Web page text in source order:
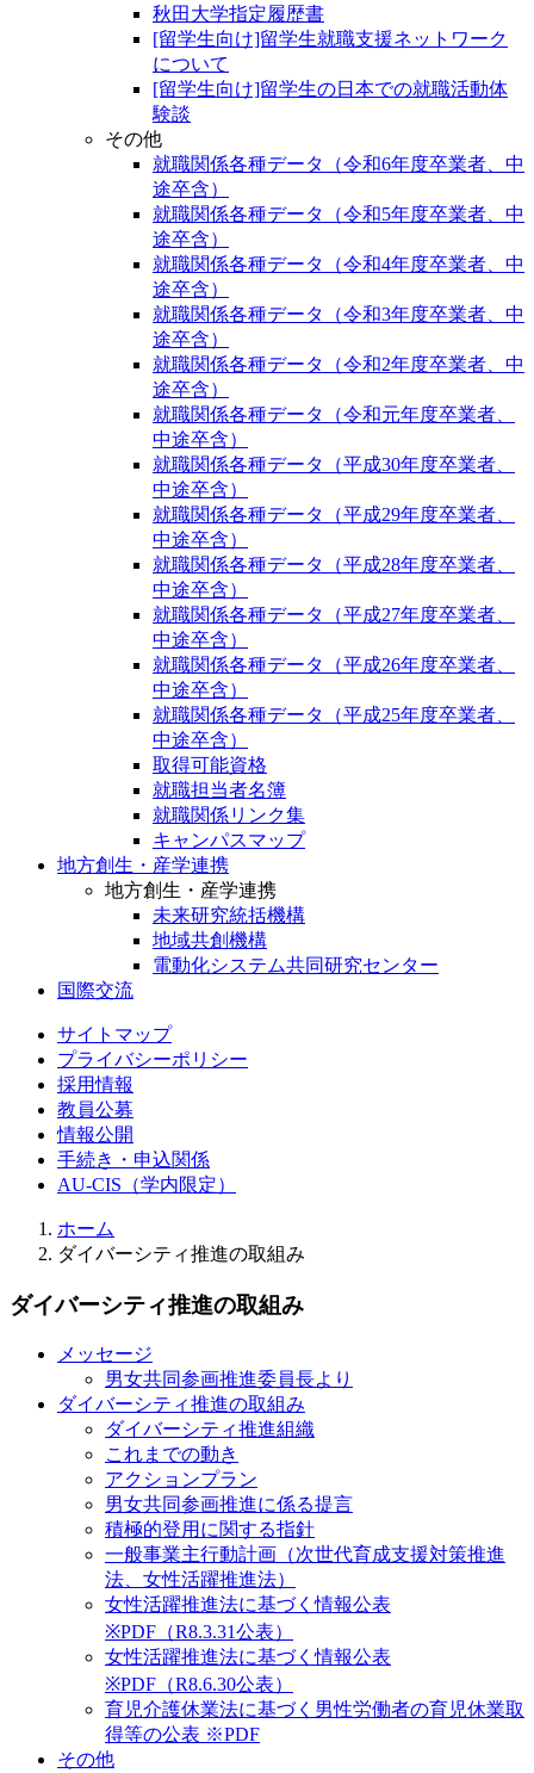
秋田大学指定履歴書
[留学生向け]留学生就職支援ネットワーク
について
[留学生向け]留学生の日本での就職活動体
験談
その他
就職関係各種データ（令和6年度卒業者、中
途卒含）
就職関係各種データ（令和5年度卒業者、中
途卒含）
就職関係各種データ（令和4年度卒業者、中
途卒含）
就職関係各種データ（令和3年度卒業者、中
途卒含）
就職関係各種データ（令和2年度卒業者、中
途卒含）
就職関係各種データ（令和元年度卒業者、
中途卒含）
就職関係各種データ（平成30年度卒業者、
中途卒含）
就職関係各種データ（平成29年度卒業者、
中途卒含）
就職関係各種データ（平成28年度卒業者、
中途卒含）
就職関係各種データ（平成27年度卒業者、
中途卒含）
就職関係各種データ（平成26年度卒業者、
中途卒含）
就職関係各種データ（平成25年度卒業者、
中途卒含）
取得可能資格
就職担当者名簿
就職関係リンク集
キャンパスマップ
地方創生・産学連携
地方創生・産学連携
未来研究統括機構
地域共創機構
電動化システム共同研究センター
国際交流
サイトマップ
プライバシーポリシー
採用情報
教員公募
情報公開
手続き・申込関係
AU-CIS（学内限定）
ホーム
ダイバーシティ推進の取組み
ダイバーシティ推進の取組み
メッセージ
男女共同参画推進委員長より
ダイバーシティ推進の取組み
ダイバーシティ推進組織
これまでの動き
アクションプラン
男女共同参画推進に係る提言
積極的登用に関する指針
一般事業主行動計画（次世代育成支援対策推進
法、女性活躍推進法）
女性活躍推進法に基づく情報公表
※PDF（R8.3.31公表）
女性活躍推進法に基づく情報公表
※PDF（R8.6.30公表）
育児介護休業法に基づく男性労働者の育児休業取
得等の公表 ※PDF
その他